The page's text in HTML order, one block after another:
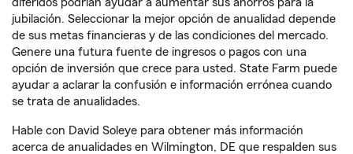
jubilación. Seleccionar la mejor opción de anualidad depende
de sus metas financieras y de las condiciones del mercado.
Genere una futura fuente de ingresos o pagos con una
opción de inversión que crece para usted. State Farm puede
ayudar a aclarar la confusión e información errónea cuando
se trata de anualidades.
Hable con David Soleye para obtener más información
acerca de anualidades en Wilmington, DE que respalden sus